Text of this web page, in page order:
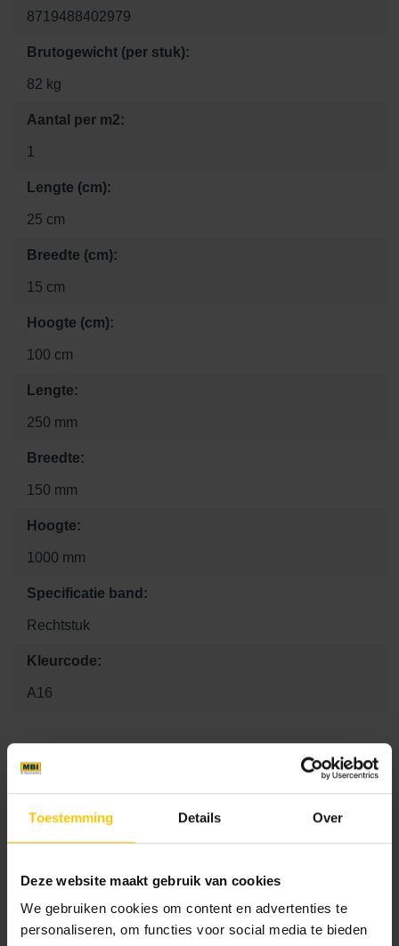
Toestemming Details Over
Deze website maakt gebruik van cookies
We gebruiken cookies om content en advertenties te
personaliseren, om functies voor social media te bieden
8719488402979
Brutogewicht (per stuk):
82 kg
Aantal per m2:
1
Lengte (cm):
25 cm
Breedte (cm):
15 cm
Hoogte (cm):
100 cm
Lengte:
250 mm
Breedte:
150 mm
Hoogte:
1000 mm
Specificatie band:
Rechtstuk
Kleurcode:
A16
Maat
Kleur
Standaard kleuren